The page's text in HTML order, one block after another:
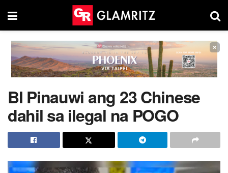
×
BI Pinauwi ang 23 Chinese
dahil sa ilegal na POGO